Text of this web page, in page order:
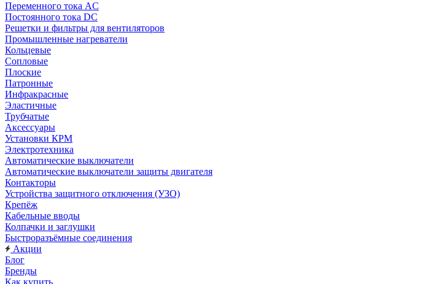
Переменного тока AC
Постоянного тока DC
Решетки и фильтры для вентиляторов
Промышленные нагреватели
Кольцевые
Сопловые
Плоские
Патронные
Инфракрасные
Эластичные
Трубчатые
Аксессуары
Установки КРМ
Электротехника
Автоматические выключатели
Автоматические выключатели защиты двигателя
Контакторы
Устройства защитного отключения (УЗО)
Крепёж
Кабельные вводы
Колпачки и заглушки
Быстроразъёмные соединения
Акции
Блог
Бренды
Как купить